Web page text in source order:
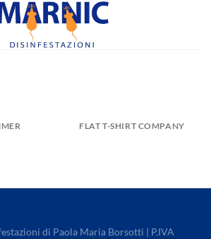
FLAT T-SHIRT COMPANY
di Paola Maria Borsotti | P.IVA